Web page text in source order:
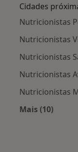
MAIS SOBRE MIM
FORMAÇÃO
Alimentação pela
Alimentação da
Cidades
Nutricionistas
Nutricionistas
Nutricionistas
Nutricionistas
Nutricionistas
Mais (10)